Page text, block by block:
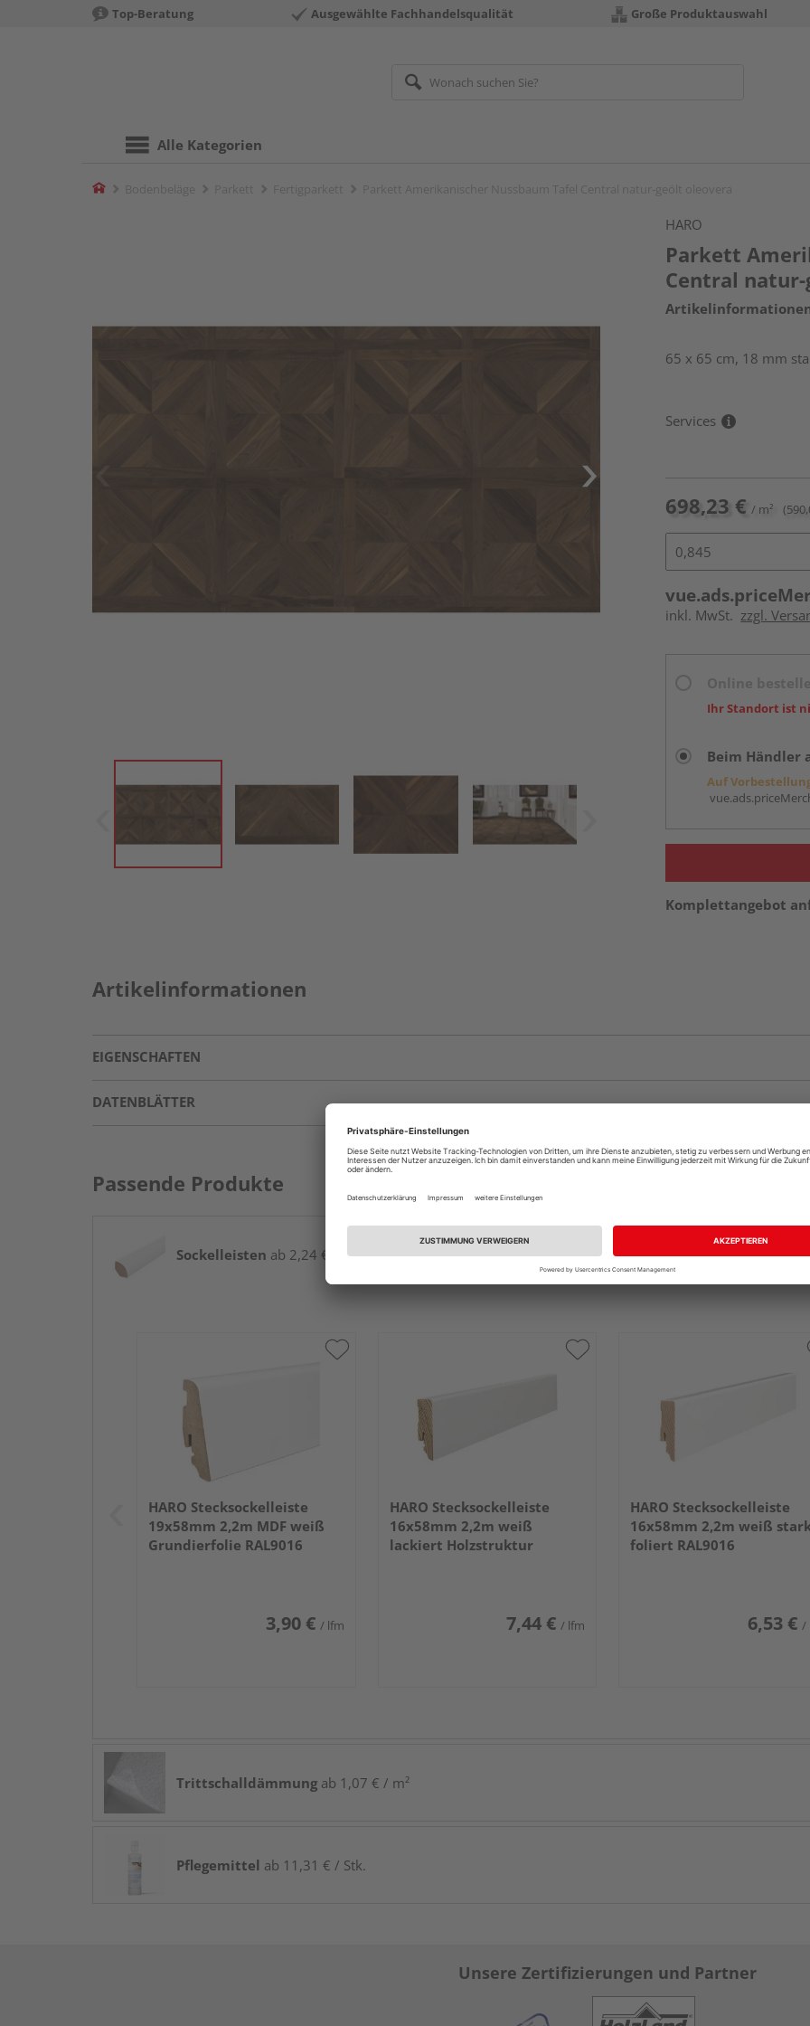
Top-Beratung Ausgewählte Fachhandelsqualität Große Produktauswahl
Alle Kategorien
Home
HARO
Parkett
Central
65 x 65 cm, 18 mm
Services
698,23 € / m²
inkl. MwSt. zzgl.
Ihr Standort ist
Beim Händler
Auf
Komplettangebot
Artikelinformationen
EIGENSCHAFTEN
DATENBLÄTTER
Passende Produkte
Sockelleisten ab 2,24 € / lfm
HARO Stecksockelleiste
19x58mm 2,2m MDF weiß
Grundierfolie RAL9016
3,90 € / lfm
HARO Stecksockelleiste
16x58mm 2,2m weiß
lackiert Holzstruktur
7,44 € / lfm
HARO Stecksockelleiste
16x58mm 2,2m weiß
foliert RAL9016
6,53 € /
Trittschalldämmung ab 1,07 € / m²
Pflegemittel ab 11,31 € / Stk.
Unsere Zertifizierungen und Partner